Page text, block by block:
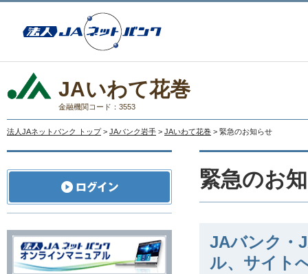
JAいわて花巻
金融機関コード：3553
法人JAネットバンク トップ > JAバンク岩手 > JAいわて花巻 > 緊急のお知らせ
緊急のお
JAバンク・
ル、サイト